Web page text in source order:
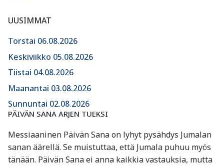
UUSIMMAT
Torstai 06.08.2026
Keskiviikko 05.08.2026
Tiistai 04.08.2026
Maanantai 03.08.2026
Sunnuntai 02.08.2026
PÄIVÄN SANA ARJEN TUEKSI
Messiaaninen Päivän Sana on lyhyt pysähdys Jumalan
sanan äärellä. Se muistuttaa, että Jumala puhuu myös
tänään. Päivän Sana ei anna kaikkia vastauksia, mutta